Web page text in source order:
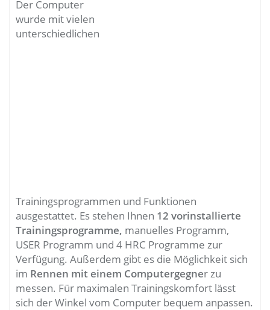
Der Computer
wurde mit vielen
unterschiedlichen
Trainingsprogrammen und Funktionen
ausgestattet. Es stehen Ihnen 12 vorinstallierte
Trainingsprogramme, manuelles Programm,
USER Programm und 4 HRC Programme zur
Verfügung. Außerdem gibt es die Möglichkeit sich
im Rennen mit einem Computergegner zu
messen. Für maximalen Trainingskomfort lässt
sich der Winkel vom Computer bequem anpassen.